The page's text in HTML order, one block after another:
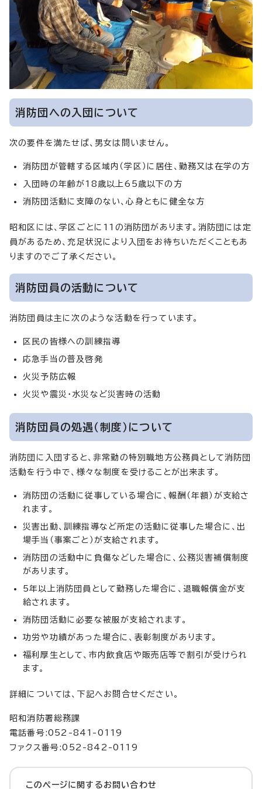
消防団への入団について
次の要件を満たせば、男女は問いません。
消防団が管轄する区域内（学区）に居住、勤務又は在学の方
入団時の年齢が18歳以上65歳以下の方
消防団活動に支障のない、心身ともに健全な方
昭和区には、学区ごとに11の消防団があります。消防団には定
員があるため、充足状況により入団をお待ちいただくこともあ
りますのでご了承ください。
消防団員の活動について
消防団員は主に次のような活動を行っています。
区民の皆様への訓練指導
応急手当の普及啓発
火災予防広報
火災や震災・水災など災害時の活動
消防団員の処遇（制度）について
消防団に入団すると、非常勤の特別職地方公務員として消防団
活動を行う中で、様々な制度を受けることが出来ます。
消防団の活動に従事している場合に、報酬（年額）が支給さ
れます。
災害出動、訓練指導など所定の活動に従事した場合に、出
場手当（事案ごと）が支給されます。
消防団の活動中に負傷などした場合に、公務災害補償制度
があります。
5年以上消防団員として勤務した場合に、退職報償金が支
給されます。
消防団活動に必要な被服が支給されます。
功労や功績があった場合に、表彰制度があります。
福利厚生として、市内飲食店や販売店等で割引が受けられ
ます。
詳細については、下記へお問合せください。
昭和消防署総務課
電話番号:052-841-0119
ファクス番号:052-842-0119
このページに関する お問い合わせ